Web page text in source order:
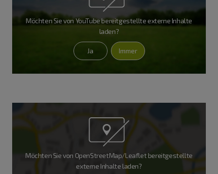
Möchten Sie vonYouTubebereitgestellte externe Inhalte
laden?
Ja Immer
Möchten Sie von OpenStreetMap/Leafletbereitgestellte
externe Inhalte laden?